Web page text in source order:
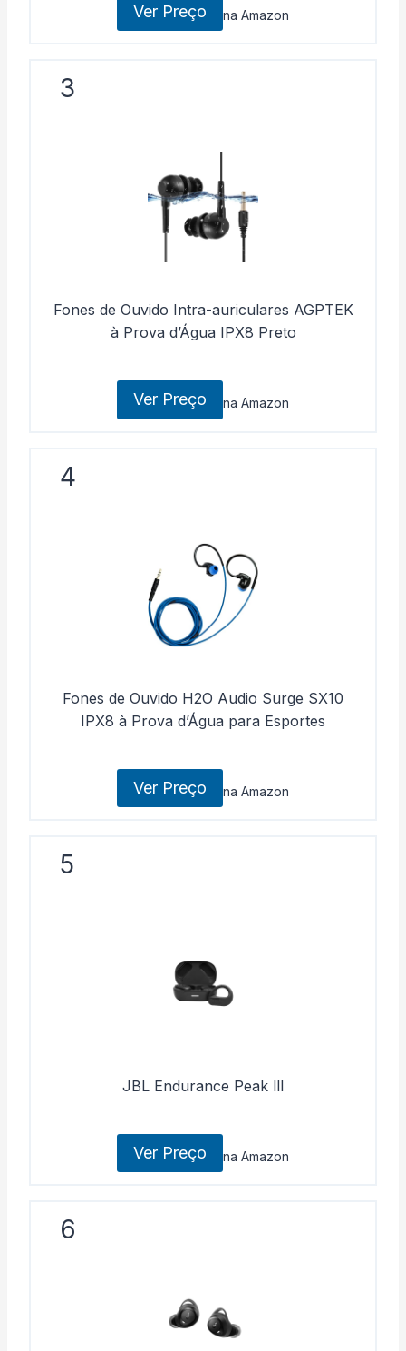
Ver Preço na Amazon
3
Fones de Ouvido Intra-auriculares AGPTEK
à Prova d’Água IPX8 Preto
Ver Preço na Amazon
4
Fones de Ouvido H2O Audio Surge SX10
IPX8 à Prova d’Água para Esportes
Ver Preço na Amazon
5
JBL Endurance Peak lll
Ver Preço na Amazon
6